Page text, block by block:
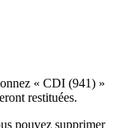
« CDI (941) »
restituées.
pouvez supprimer